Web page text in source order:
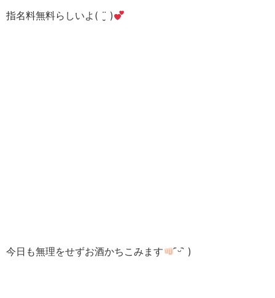
指名料無料らしいよ( ¨̮ )
今日も無理をせずお酒かちこみます ᷇ᵕ ᷆ )